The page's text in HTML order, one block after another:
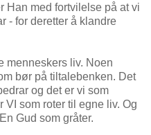
Han med fortvilelse på at vi
- for deretter å klandre
menneskers liv. Noen
bør på tiltalebenken. Det
og det er vi som
VI som roter til egne liv. Og
Gud som gråter.